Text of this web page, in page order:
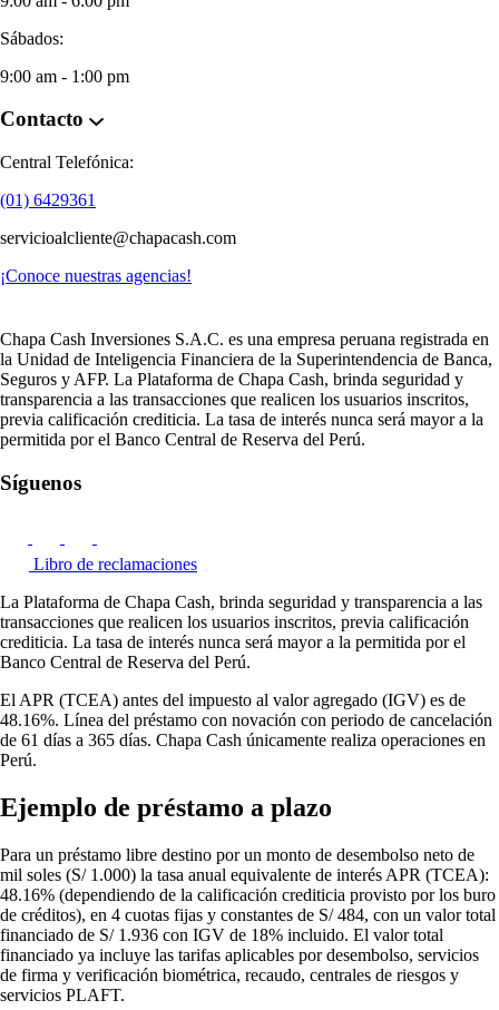
Sábados:
9:00 am - 1:00 pm
Contacto
Central Telefónica:
(01) 6429361
servicioalcliente@chapacash.com
¡Conoce nuestras agencias!
Chapa Cash Inversiones S.A.C. es una empresa peruana registrada en
la Unidad de Inteligencia Financiera de la Superintendencia de Banca,
Seguros y AFP. La Plataforma de Chapa Cash, brinda seguridad y
transparencia a las transacciones que realicen los usuarios inscritos,
previa calificación crediticia. La tasa de interés nunca será mayor a la
permitida por el Banco Central de Reserva del Perú.
Síguenos
Libro de reclamaciones
La Plataforma de Chapa Cash, brinda seguridad y transparencia a las
transacciones que realicen los usuarios inscritos, previa calificación
crediticia. La tasa de interés nunca será mayor a la permitida por el
Banco Central de Reserva del Perú.
El APR (TCEA) antes del impuesto al valor agregado (IGV) es de
48.16%. Línea del préstamo con novación con periodo de cancelación
de 61 días a 365 días. Chapa Cash únicamente realiza operaciones en
Perú.
Ejemplo de préstamo a plazo
Para un préstamo libre destino por un monto de desembolso neto de
mil soles (S/ 1.000) la tasa anual equivalente de interés APR (TCEA):
48.16% (dependiendo de la calificación crediticia provisto por los buro
de créditos), en 4 cuotas fijas y constantes de S/ 484, con un valor total
financiado de S/ 1.936 con IGV de 18% incluido. El valor total
financiado ya incluye las tarifas aplicables por desembolso, servicios
de firma y verificación biométrica, recaudo, centrales de riesgos y
servicios PLAFT.